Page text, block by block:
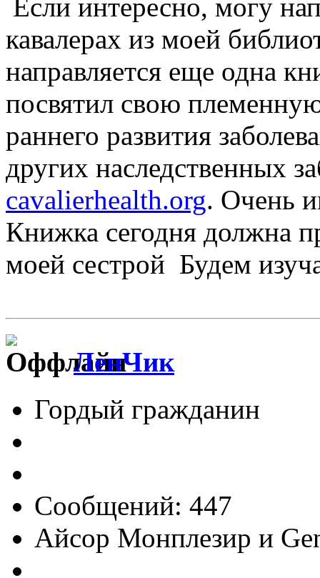
Если интересно, могу
кавалерах из моей
направляется еще одна
посвятил свою
раннего развития
других наследственных
cavalierhealth.org. Очень
Книжка сегодня должна
моей сестрой Будем
ЛенЧик
Гордый гражданин
Сообщений: 447
Айсор Монплезир и